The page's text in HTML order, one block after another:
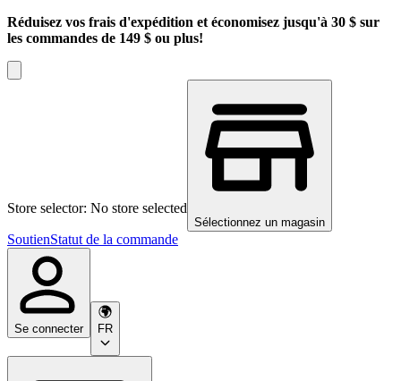
Réduisez vos frais d'expédition et économisez jusqu'à 30 $ sur
les commandes de 149 $ ou plus!
Store selector: No store selected
Sélectionnez un magasin
SoutienStatut de la commande
Se connecter FR